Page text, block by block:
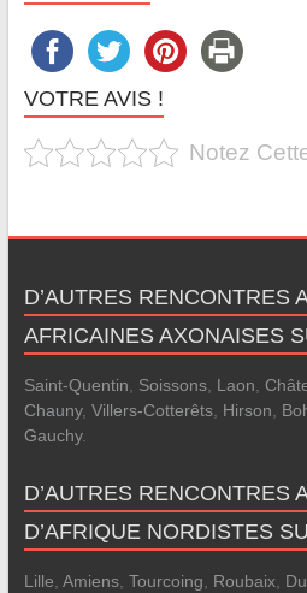
VOTRE AVIS !
Notez
D’AUTRES RENCONTRES
AFRICAINES AXONAISES
Saint-Quentin, Soissons, Laon,
Chauny, Villers-Cotterêts, Hirson,
Gauchy.
D’AUTRES RENCONTRES
D’AFRIQUE NORDISTES
Lille, Amiens, Tourcoing, Roubaix,